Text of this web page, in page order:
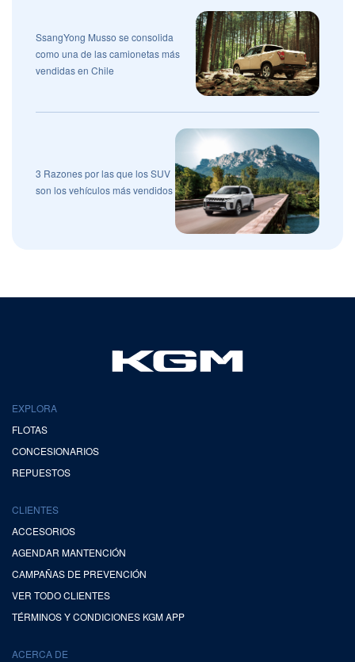
SsangYong Musso se consolida
como una de las camionetas más
vendidas en Chile
3 Razones por las que los SUV
son los vehículos más vendidos
EXPLORA
FLOTAS
CONCESIONARIOS
REPUESTOS
CLIENTES
ACCESORIOS
AGENDAR MANTENCIÓN
CAMPAÑAS DE PREVENCIÓN
VER TODO CLIENTES
TÉRMINOS Y CONDICIONES KGM APP
ACERCA DE